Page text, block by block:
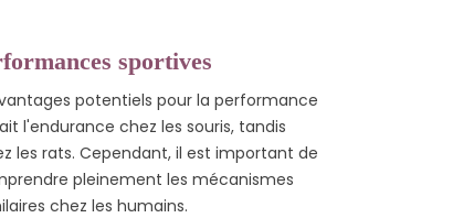
sportives
potentiels pour la performance
l'endurance chez les souris, tandis
les rats. Cependant, il est important de
pleinement les mécanismes
chez les humains.